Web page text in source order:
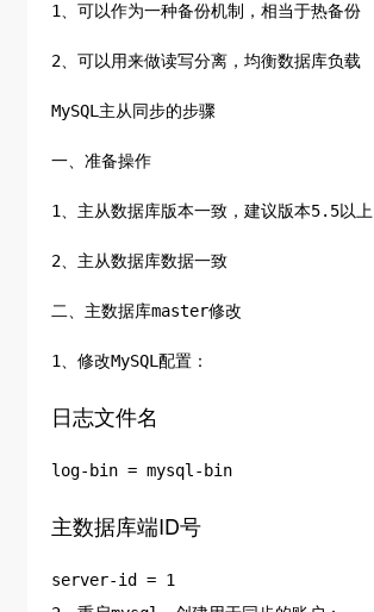
1、可以作为一种备份机制，相当于热备份
2、可以用来做读写分离，均衡数据库负载
MySQL主从同步的步骤
一、准备操作
1、主从数据库版本一致，建议版本5.5以上
2、主从数据库数据一致
二、主数据库master修改
1、修改MySQL配置：
日志文件名
log-bin = mysql-bin
主数据库端ID号
server-id = 1